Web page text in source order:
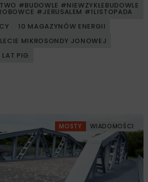
#BUDOWLE #NIEWZYKŁEBUDOWLE
#JERUSALEM #1LISTOPADA
10 MAGAZYNÓW ENERGII
MIKROSONDY JONOWEJ
LAT PIG
MOSTY WIADOMOŚCI